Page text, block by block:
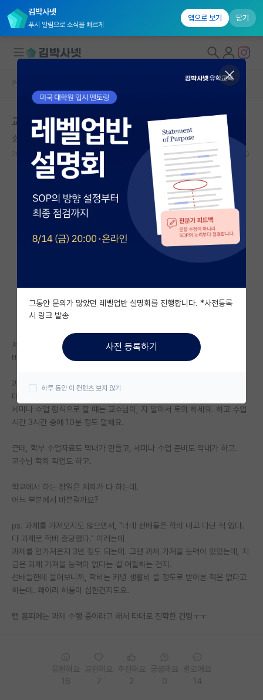
김박사넷
푸시 알림으로 소식을 빠르게
앱으로 보기 닫기
대학원생 모집
국내대학원 정보
연구실&오픈랩
커뮤니티
커뮤니티 홈
전체글보기
베스트 게시판
자유 게시판(아무개랩)
미국 유학 게시판
미국 대학원 합격 후기 게시판
대학원생 모집 게시판
연구실(PI) 홍보 게시판
석박사 채용 정보 게시판
임용 정보 게시판
취업 게시판
임용 후기 게시판
PI 전용 게시판
인문사회 계열 게시판
특수/전문대학원 게시판
반도체/AI 게시판
커뮤니티 홈
교수가 정말 바쁜 직업인가요?
순수한 레프 톨스토이
2026.05.10 24 24523
저희 교수님은 말이죠.
바빠보이진 않아요. 바쁜 척 하는 거 같아요.
과제를 가져오지도 않고,
대학원 수업도 학부 수업에서 사용하는 자료를 그대로 가져올 떄도 있고
세미나 수업 형식으로 할 떄는 교수님이, 자 알아서 토의 하세요. 하고 수업
시간 3시간 중에 10분 정도 말해요.
근데, 학부 수업자료도 막내가 만들고, 세미나 수업 준비도 막내가 하고.
교수님 학회 픽업도 하고.
학교에서 하는 잡일은 저희가 다 하는데.
어느 부분에서 바쁜걸까요?
ps. 과제를 가져오지도 않으면서, "너네 선배들은 학비 내고 다닌 적 없다.
다 과제로 학비 충당했다." 이러는데
과제를 안가져온지 3년 정도 되는데. 그떈 과제 가져올 능력이 있었는데, 지
금은 과제 가져올 능력이 없다는 걸 어필하는 건지.
선배들한테 물어보니까, 학비는 커녕 생활비 쓸 정도로 받아본 적은 없다고
하는데. 왜이리 허풍이 심한건지도요.
랩 홈피에는 과제 수행 중이라고 해서 타대로 진학한 건뎅ㅜㅜ
그동안 문의가 많았던 레벨업반 설명회를 진행합니다. *사전등록
시 링크 발송
사전 등록하기
하루 동안 이 컨텐츠 보지 않기